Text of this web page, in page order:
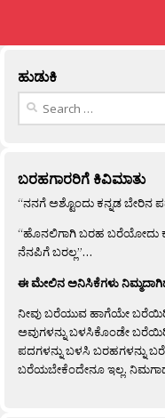
ಹುಡುಕಿ
Search
ಬರಹಗಾರರಿಗೆ ಕಿವಿಮಾತು
“ನನಗೆ ಅಶ್ಟೊಂದು ಕನ್ನಡ ಬೇರಿನ
“ಹೊನಲಿಗಾಗಿ ಬರಹ ಬರೆಯೋದು
ನೆನಪಿಗೆ ಬರಲ್ಲ”…
ಈ ಮೇಲಿನ ಅನಿಸಿಕೆಗಳು
ನೀವು ಬರೆಯುವ ಹಾಗೆಯೇ
ಅವುಗಳನ್ನು ಬಳಸಿಕೊಂಡೇ
ಪದಗಳನ್ನು ಬಳಸಿ ಬರಹಗಳನ್ನು
ಬರೆಯಬೇಕೆಂದೇನೂ ಇಲ್ಲ.